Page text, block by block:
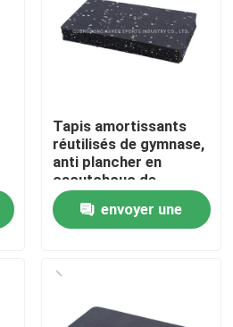
Tapis amortissants
réutilisés de gymnase,
anti plancher en
caoutchouc de
gymnase du
glissement 15mm
envoyer une